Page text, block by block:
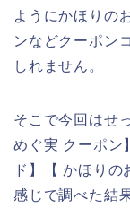
ようにかほりの
ンなどクーポン
しれません。
そこで今回はせ
めぐ実 クーポン
ド】【 かほりの
感じで調べた結